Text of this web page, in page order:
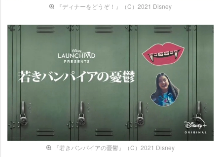
『ディナーをどうぞ！』（C）2021 Disney
『若きバンパイアの憂鬱』（C）2021 Disney